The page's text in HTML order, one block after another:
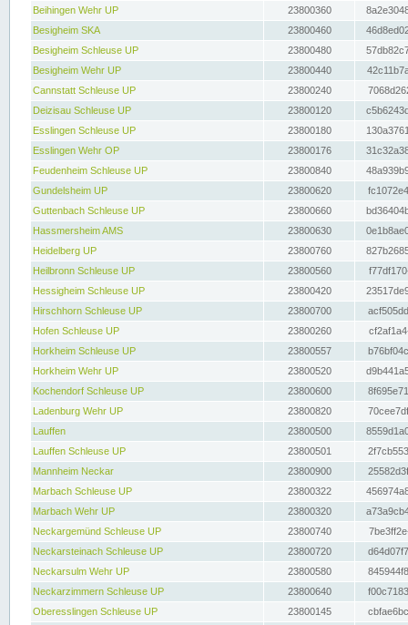
Beihingen Wehr UP
23800360
Besigheim SKA
23800460
Besigheim Schleuse UP
23800480
Besigheim Wehr UP
23800440
Cannstatt Schleuse UP
23800240
Deizisau Schleuse UP
23800120
Esslingen Schleuse UP
23800180
Esslingen Wehr OP
23800176
Feudenheim Schleuse UP
23800840
Gundelsheim UP
23800620
Guttenbach Schleuse UP
23800660
Hassmersheim AMS
23800630
Heidelberg UP
23800760
Heilbronn Schleuse UP
23800560
Hessigheim Schleuse UP
23800420
Hirschhorn Schleuse UP
23800700
Hofen Schleuse UP
23800260
Horkheim Schleuse UP
23800557
Horkheim Wehr UP
23800520
Kochendorf Schleuse UP
23800600
Ladenburg Wehr UP
23800820
Lauffen
23800500
Lauffen Schleuse UP
23800501
Mannheim Neckar
23800900
Marbach Schleuse UP
23800322
Marbach Wehr UP
23800320
Neckargemünd Schleuse UP
23800740
Neckarsteinach Schleuse UP
23800720
Neckarsulm Wehr UP
23800580
Neckarzimmern Schleuse UP
23800640
Oberesslingen Schleuse UP
23800145